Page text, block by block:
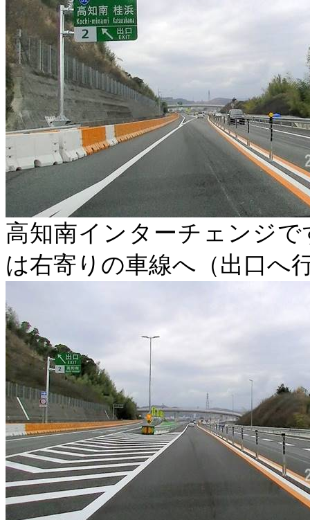
高知南インターチェンジ
は右寄りの車線へ（出口へ